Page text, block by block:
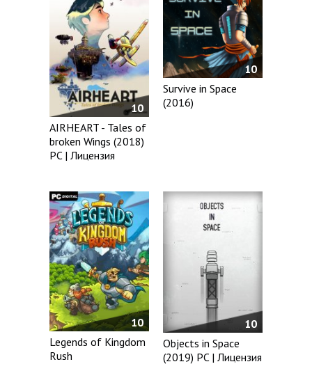
10
AIRHEART - Tales of
broken Wings (2018)
PC | Лицензия
10
Survive in Space
(2016)
10
Legends of Kingdom
Rush
10
Objects in Space
(2019) PC | Лицензия